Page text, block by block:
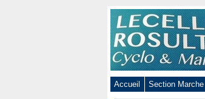
Accueil Section Marche